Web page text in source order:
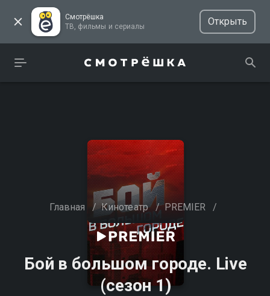
Смотрёшка
ТВ, фильмы и сериалы
Открыть
Главная / Кинотеатр / PREMIER /
Бой в большом городе. Live
(сезон 1)